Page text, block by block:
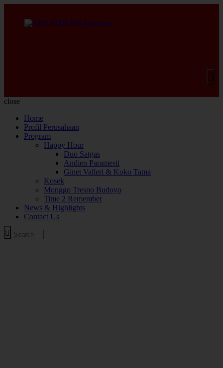
close
Home
Profil Perusahaan
Program
Happy Hour
Duo Satgas
Andien Paramesti
Ginet Valleri & Koko Tama
Kosek
Monggo Tresno Budoyo
Time 2 Remember
News & Highlights
Contact Us